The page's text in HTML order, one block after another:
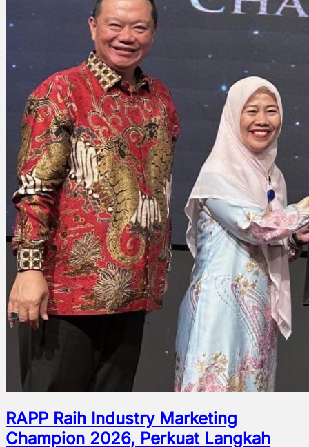
RAPP Raih Industry Marketing
Champion 2026, Perkuat Langkah